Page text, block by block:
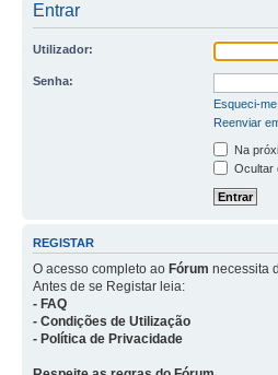
Entrar
Utilizador:
Senha:
Esqueci-
Reenviar
Na
Ocultar
REGISTAR
O acesso completo ao Fórum necessita
Antes de se Registar leia:
- FAQ
- Condições de Utilização
- Política de Privacidade